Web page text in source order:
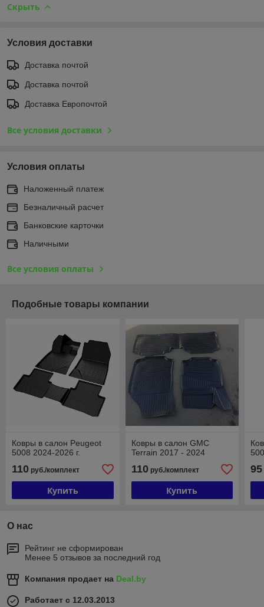
Скрыть
Условия доставки
Доставка почтой
Доставка почтой
Доставка Европочтой
Все условия доставки
Условия оплаты
Наложенный платеж
Безналичный расчет
Банковские карточки
Наличными
Все условия оплаты
Подобные товары компании
Ковры в салон Peugeot
5008 2024-2026 г.
110 руб./комплект
Купить
Ковры в салон GMC
Terrain 2017 - 2024
110руб./комплект
Купить
95
О нас
Рейтинг не сформирован
Менее 5 отзывов за последний год
Компания продает на Deal.by
Работает с 12.03.2013